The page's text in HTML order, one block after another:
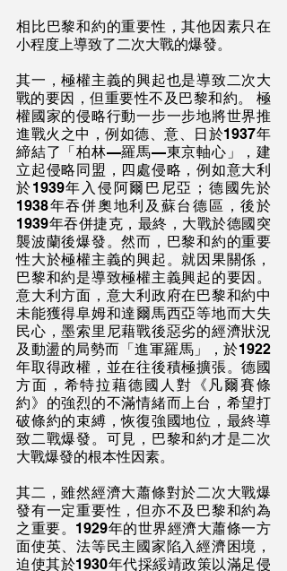
相比巴黎和約的重要性，其他因素只在
小程度上導致了二次大戰的爆發。
其一，極權主義的興起也是導致二次大
戰的要因，但重要性不及巴黎和約。 極
權國家的侵略行動一步一步地將世界推
進戰火之中，例如德、意、日於1937年
締結了「柏林—羅馬—東京軸心」，建
立起侵略同盟，四處侵略，例如意大利
於1939年入侵阿爾巴尼亞；德國先於
1938年吞併奧地利及蘇台德區，後於
1939年吞併捷克，最終，大戰於德國突
襲波蘭後爆發。然而，巴黎和約的重要
性大於極權主義的興起。就因果關係，
巴黎和約是導致極權主義興起的要因。
意大利方面，意大利政府在巴黎和約中
未能獲得阜姆和達爾馬西亞等地而大失
民心，墨索里尼藉戰後惡劣的經濟狀況
及動盪的局勢而「進軍羅馬」，於1922
年取得政權，並在往後積極擴張。德國
方面，希特拉藉德國人對《凡爾賽條
約》的強烈的不滿情緒而上台，希望打
破條約的束縛，恢復強國地位，最終導
致二戰爆發。可見，巴黎和約才是二次
大戰爆發的根本性因素。
其二，雖然經濟大蕭條對於二次大戰爆
發有一定重要性，但亦不及巴黎和約為
之重要。1929年的世界經濟大蕭條一方
面使英、法等民主國家陷入經濟困境，
迫使其於1930年代採綏靖政策以滿足侵